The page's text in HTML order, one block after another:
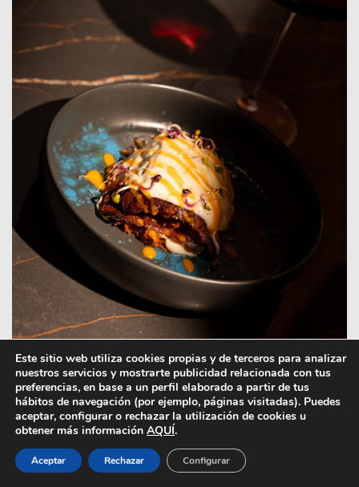
Lasaña de ragú de jabalí.
Este sitio web utiliza cookies propias y de terceros para analizar
nuestros servicios y mostrarte publicidad relacionada con tus
preferencias, en base a un perfil elaborado a partir de tus
hábitos de navegación (por ejemplo, páginas visitadas). Puedes
aceptar, configurar o rechazar la utilización de cookies u
obtener más información AQUÍ.
Aceptar Rechazar Configurar